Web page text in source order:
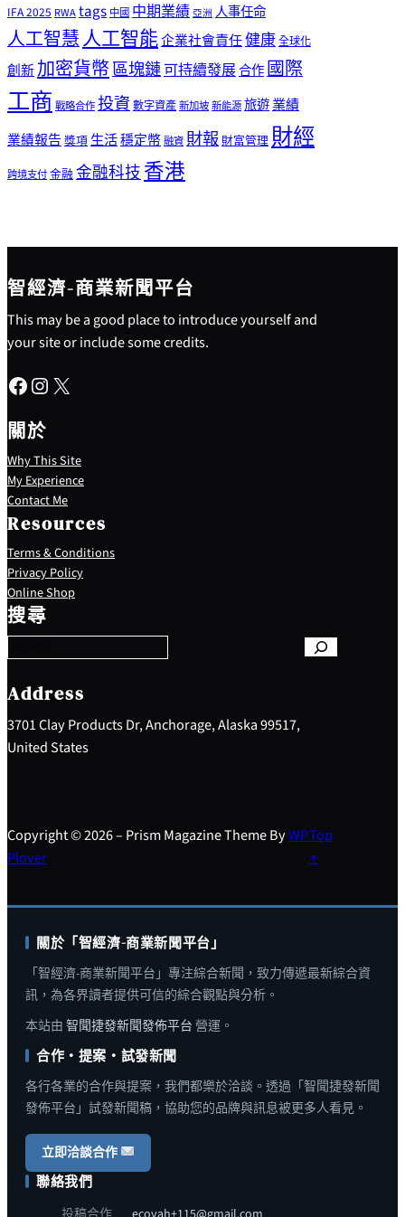
IFA 2025 RWAtags 中國 中期業績 亞洲 人事任命
人工智慧人工智能企業社會責任健康全球化
創新加密貨幣區塊鏈可持續發展合作國際
工商戰略合作投資數字資產新加坡新能源旅遊業績
業績報告獎項生活穩定幣融資財報 財富管理財經
跨境支付金融 金融科技香港
智經濟-商業新聞平台
This may be a good place to introduce yourself and
your site or include some credits.
Facebook Instagram X
關於
Why This Site
My Experience
Contact Me
Resources
Terms & Conditions
Privacy Policy
Online Shop
搜尋
S
e
a
c
h
Address
3701 Clay Products Dr, Anchorage, Alaska 99517,
United States
Copyright © 2026 – Prism Magazine Theme ByWP
Plover
Top
↑
關於「智經濟-商業新聞平台」
「智經濟-商業新聞平台」專注綜合新聞，致力傳遞最新綜合資
訊，為各界讀者提供可信的綜合觀點與分析。
本站由 智聞捷發新聞發佈平台 營運。
合作・提案・試發新聞
各行各業的合作與提案，我們都樂於洽談。透過「智聞捷發新聞
發佈平台」試發新聞稿，協助您的品牌與訊息被更多人看見。
立即洽談合作
聯絡我們